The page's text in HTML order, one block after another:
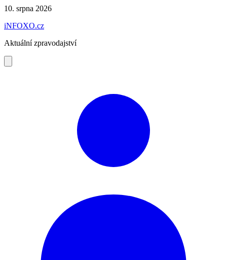
Preskočiť
obsah
10. srpna 2026
iNFOXO.cz
Aktuální zpravodajství